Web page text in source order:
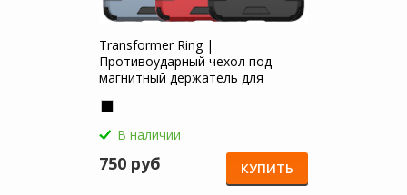
Transformer Ring |
Противоударный чехол под
магнитный держатель для
В наличии
750 руб КУПИТЬ